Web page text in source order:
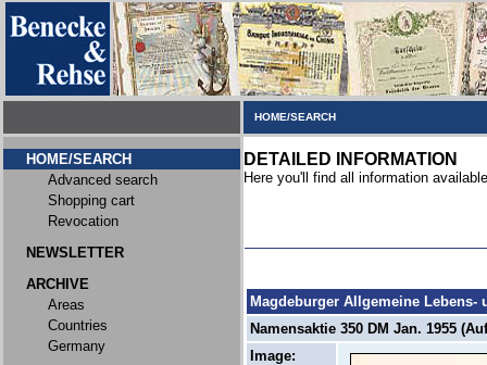
HOME/SEARCH
HOME/SEARCH
Advanced search
Shopping cart
Revocation
NEWSLETTER
ARCHIVE
Areas
Countries
Germany
DETAILED INFORMATION
Here you'll find all information
Magdeburger Allgemeine Lebens-
Namensaktie 350 DM Jan. 1955
Image: